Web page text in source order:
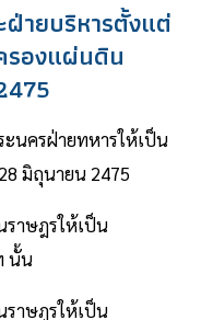
ายบริหารตั้งแต่
รองแผ่นดิน
นครฝ่ายทหารให้เป็น
มิถุนายน 2475
ราษฎรให้เป็น
นั้น
ราษฎรให้เป็น